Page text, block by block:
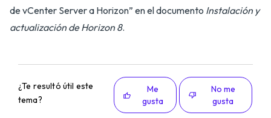
de vCenter Server a Horizon” en el documento Instalación y
actualización de Horizon 8.
¿Te resultó útil este
tema?
Me
gusta
No me
gusta